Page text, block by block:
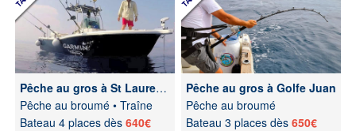
Pêche au gros à St Laurent du Var
Pêche au broumé • Traîne
Bateau 4 places dès 640€
Pêche au gros à Golfe Juan
Pêche au broumé
Bateau 3 places dès 650€